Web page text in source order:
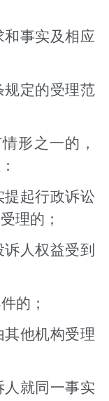
和事实及相应
规定的受理范
形之一的，
提起行政诉讼
理的；
诉人权益受到
的；
其他机构受理
就同一事实